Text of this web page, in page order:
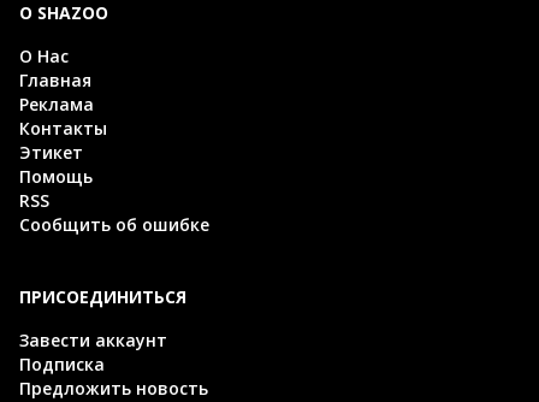
О SHAZOO
О Нас
Главная
Реклама
Контакты
Этикет
Помощь
RSS
Сообщить об ошибке
ПРИСОЕДИНИТЬСЯ
Завести аккаунт
Подписка
Предложить новость